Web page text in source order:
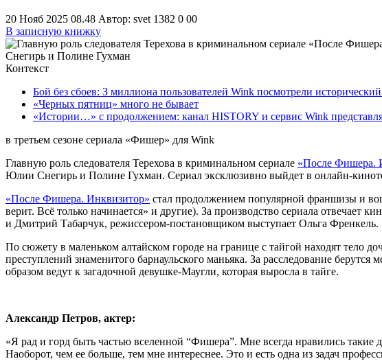
20 Нояб 2025 08.48 Автор: svet 1382 0 00
В записную книжку
Контекст
Бой без сбоев: З миллиона пользователей Wink посмотрели
«Черных пятниц» много не бывает
«Истории…» с продолжением: канал HISTORY и сервис Wink
в третьем сезоне сериала «Фишер» для Wink
Главную роль следователя Терехова в криминальном сериале «После Фишера.
Юлии Снегирь и Полине Гухман. Сериал эксклюзивно выйдет в онлайн-
«После Фишера. Инквизитор» стал продолжением популярной франшизы и
верит. Всё только начинается» и другие). За производство сериала
и Дмитрий Табарчук, режиссером-постановщиком выступает Ольга Френкель.
По сюжету в маленьком алтайском городе на границе с тайгой находят тело
преступлений знаменитого барнаульского маньяка. За расследование
образом ведут к загадочной девушке-Маугли, которая выросла в тайге.
Александр Петров, актер:
«Я рад и горд быть частью вселенной “Фишера”. Мне всегда нравились такие
Наоборот, чем ее больше, тем мне интереснее. Это и есть одна из задач